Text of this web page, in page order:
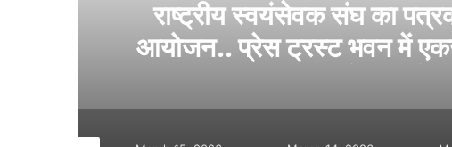
संघ का पत्रकार होली मिलन समारोह का
भवन में एकजुट हुए बिलासपुर के पत्रकार